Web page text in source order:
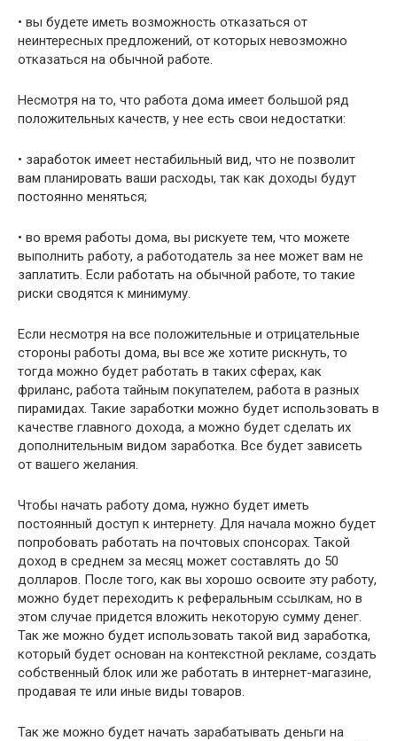
• вы будете иметь возможность отказаться от
неинтересных предложений, от которых невозможно
отказаться на обычной работе.
Несмотря на то, что работа дома имеет большой ряд
положительных качеств, у нее есть свои недостатки:
• заработок имеет нестабильный вид, что не позволит
вам планировать ваши расходы, так как доходы будут
постоянно меняться;
• во время работы дома, вы рискуете тем, что можете
выполнить работу, а работодатель за нее может вам не
заплатить. Если работать на обычной работе, то такие
риски сводятся к минимуму.
Если несмотря на все положительные и отрицательные
стороны работы дома, вы все же хотите рискнуть, то
тогда можно будет работать в таких сферах, как
фриланс, работа тайным покупателем, работа в разных
пирамидах. Такие заработки можно будет использовать в
качестве главного дохода, а можно будет сделать их
дополнительным видом заработка. Все будет зависеть
от вашего желания.
Чтобы начать работу дома, нужно будет иметь
постоянный доступ к интернету. Для начала можно будет
попробовать работать на почтовых спонсорах. Такой
доход в среднем за месяц может составлять до 50
долларов. После того, как вы хорошо освоите эту работу,
можно будет переходить к реферальным ссылкам, но в
этом случае придется вложить некоторую сумму денег.
Так же можно будет использовать такой вид заработка,
который будет основан на контекстной рекламе, создать
собственный блок или же работать в интернет-магазине,
продавая те или иные виды товаров.
Так же можно будет начать зарабатывать деньги на